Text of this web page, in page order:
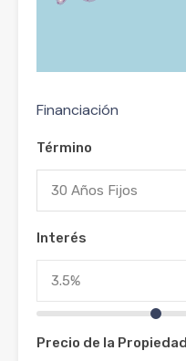
Financiación
Término
30 Años Fijos
Interés
Precio de la Propiedad